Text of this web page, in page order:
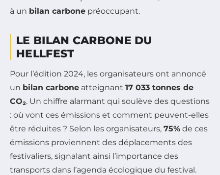
à un bilan carbone préoccupant.
LE BILAN CARBONE DU
HELLFEST
Pour l’édition 2024, les organisateurs ont annoncé
un bilan carbone atteignant 17 033 tonnes de
CO₂. Un chiffre alarmant qui soulève des questions
: où vont ces émissions et comment peuvent-elles
être réduites ? Selon les organisateurs, 75% de ces
émissions proviennent des déplacements des
festivaliers, signalant ainsi l’importance des
transports dans l’agenda écologique du festival.